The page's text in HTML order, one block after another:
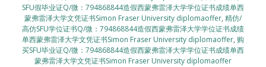
SFU假毕业证Q/微：794868844造假西蒙弗雷泽大学学位证书成绩单西
蒙弗雷泽大学文凭证书Simon Fraser University diplomaoffer, 精仿/
高仿SFU学位证书Q/微：794868844造假西蒙弗雷泽大学学位证书成绩
单西蒙弗雷泽大学文凭证书Simon Fraser University diplomaoffer, 购
买SFU毕业证Q/微：794868844造假西蒙弗雷泽大学学位证书成绩单西
蒙弗雷泽大学文凭证书Simon Fraser University diplomaoffer